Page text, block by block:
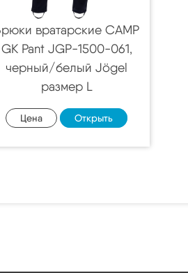
вратарские CAMP
GK Pant JGP-1500-061,
черный/белый Jögel
размер L
Цена Открыть